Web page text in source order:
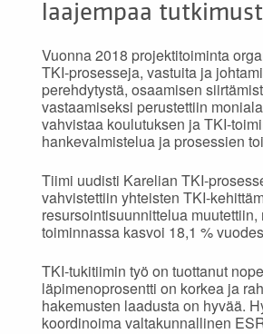
laajempaa
Vuonna 2018 projektitoiminta
TKI-prosesseja, vastuita ja
perehdytystä, osaamisen
vastaamiseksi perustettiin
vahvistaa koulutuksen ja TKI-
hankevalmistelua ja prosessien
Tiimi uudisti Karelian TKI-
vahvistettiin yhteisten TKI-
resursointisuunnittelua
toiminnassa kasvoi 18,1 %
TKI-tukitiimin työ on tuottanut
läpimenoprosentti on korkea ja
hakemusten laadusta on hyvää.
koordinoima valtakunnallinen